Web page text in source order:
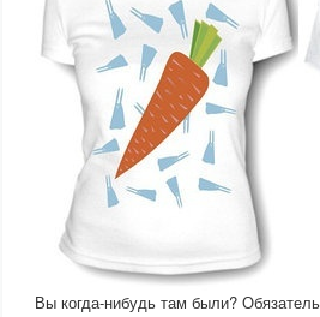
Вы когда-нибудь там были?